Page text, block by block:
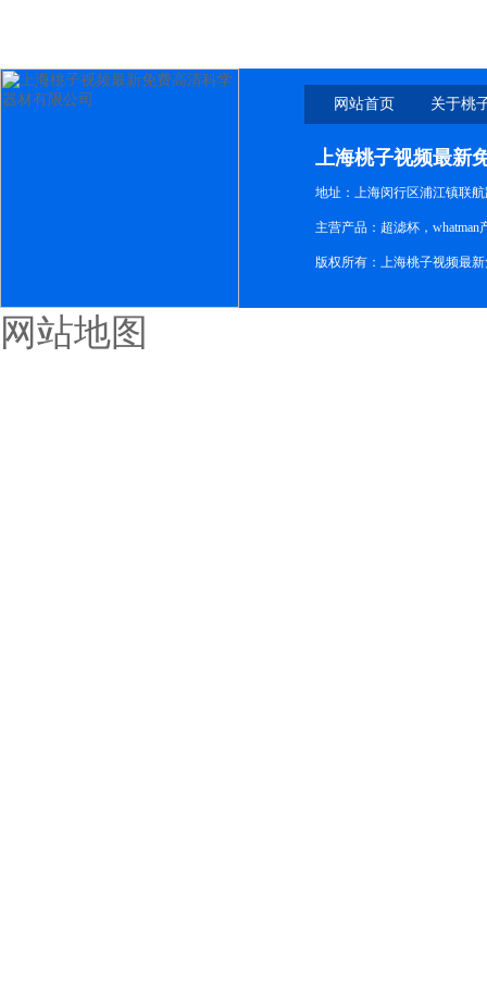
网站首页 关于桃
新免
上海桃子视频最新
地址：上海闵行区浦江镇联航
主营产品：超滤杯，
版权所有：上海桃子视频最
网站地图